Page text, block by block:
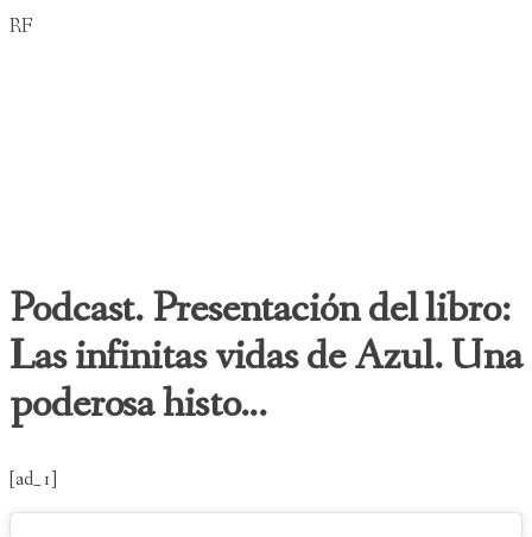
RF
Podcast. Presentación del libro:
Las infinitas vidas de Azul. Una
poderosa histo...
[ad_1]